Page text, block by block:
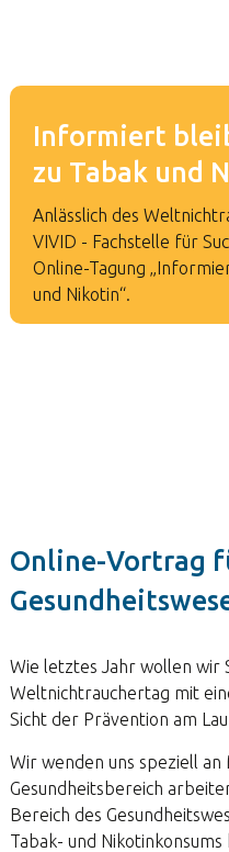
Informiert
zu Tabak und
Anlässlich des
VIVID - Fachstelle für
Online-Tagung
und Nikotin“.
Online-Vortrag
Wie letztes Jahr wollen wir
Weltnichtrauchertag mit
Sicht der Prävention am
Wir wenden uns speziell an
Gesundheitsbereich
Bereich des
Tabak- und